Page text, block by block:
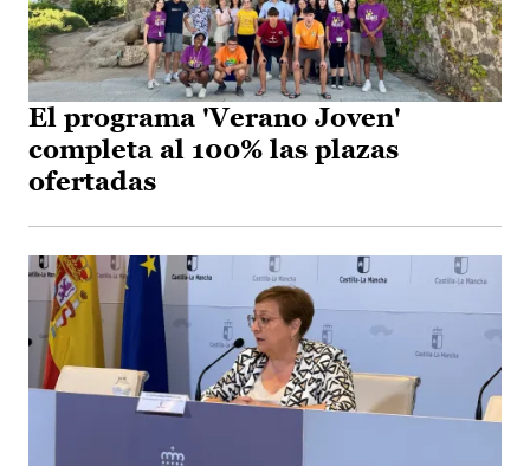
El programa 'Verano Joven'
completa al 100% las plazas
ofertadas